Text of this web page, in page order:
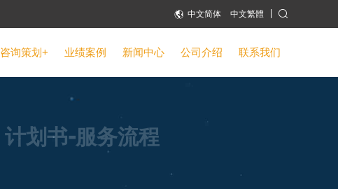
中文简体 中文繁體
咨询策划+
项目策划书
境外投资备案
业绩案例
高新科技 / 工业制造
旅游 / 餐饮
新闻中心
思创视点
资讯下载
公司介绍 联系我们
计划书-服务流程